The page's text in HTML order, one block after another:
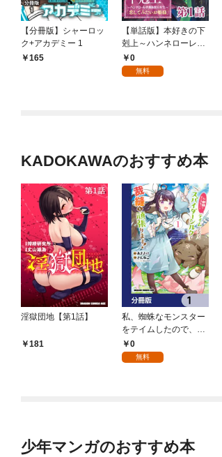
【分冊版】シャーロッ
ク+アカデミー 1
165
【単話版】本好きの下
剋上～ハンネローレの
貴族院五年生～「恋し
てみたいお姫様」 第1
0
無料
KADOKAWAのおすすめ本
淫獄団地【第1話】
181
私、蜘蛛なモンスター
をテイムしたので、ス
パイダーシルクで裁縫
を頑張ります！【分冊
0
無料
少年マンガのおすすめ本